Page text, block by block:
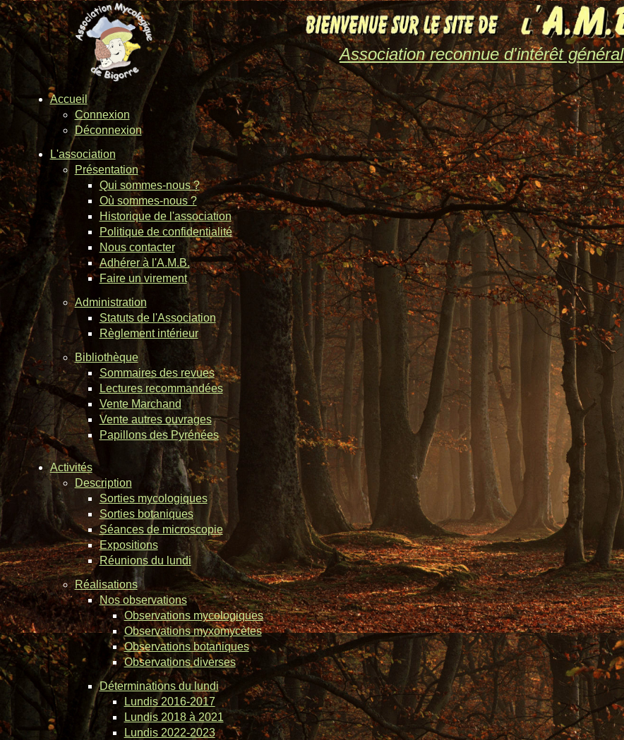
Association reconnue d'intérêt général
Accueil
Connexion
Déconnexion
L'association
Présentation
Qui sommes-nous ?
Où sommes-nous ?
Historique de l'association
Politique de confidentialité
Nous contacter
Adhérer à l'A.M.B.
Faire un virement
Administration
Statuts de l'Association
Règlement intérieur
Bibliothèque
Sommaires des revues
Lectures recommandées
Vente Marchand
Vente autres ouvrages
Papillons des Pyrénées
Activités
Description
Sorties mycologiques
Sorties botaniques
Séances de microscopie
Expositions
Réunions du lundi
Réalisations
Nos observations
Observations mycologiques
Observations myxomycètes
Observations botaniques
Observations diverses
Déterminations du lundi
Lundis 2016-2017
Lundis 2018 à 2021
Lundis 2022-2023